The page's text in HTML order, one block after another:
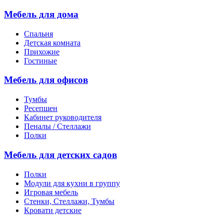
Мебель для дома
Спальня
Детская комната
Прихожие
Гостиные
Мебель для офисов
Тумбы
Ресепшен
Кабинет руководителя
Пеналы / Стеллажи
Полки
Мебель для детских садов
Полки
Модули для кухни в группу
Игровая мебель
Стенки, Стеллажи, Тумбы
Кровати детские